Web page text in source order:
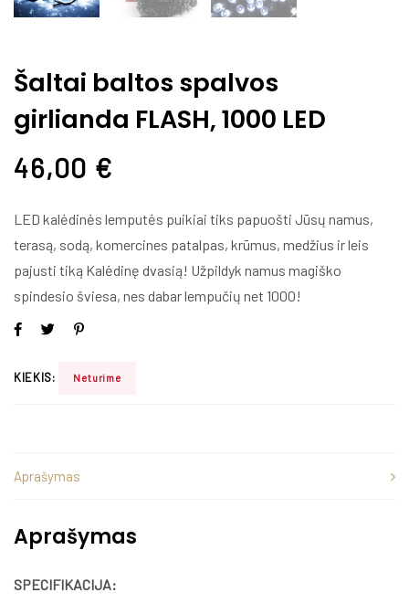
Šaltai baltos spalvos
girlianda FLASH, 1000 LED
46,00 €
LED kalėdinės lemputės puikiai tiks papuošti Jūsų namus,
terasą, sodą, komercines patalpas, krūmus, medžius ir leis
pajusti tiką Kalėdinę dvasią! Užpildyk namus magiško
spindesio šviesa, nes dabar lempučių net 1000!
KIEKIS: Neturime
Aprašymas
Aprašymas
SPECIFIKACIJA: